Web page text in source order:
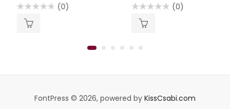
(0) (0)
FontPress © 2026, powered by KissCsabi.com